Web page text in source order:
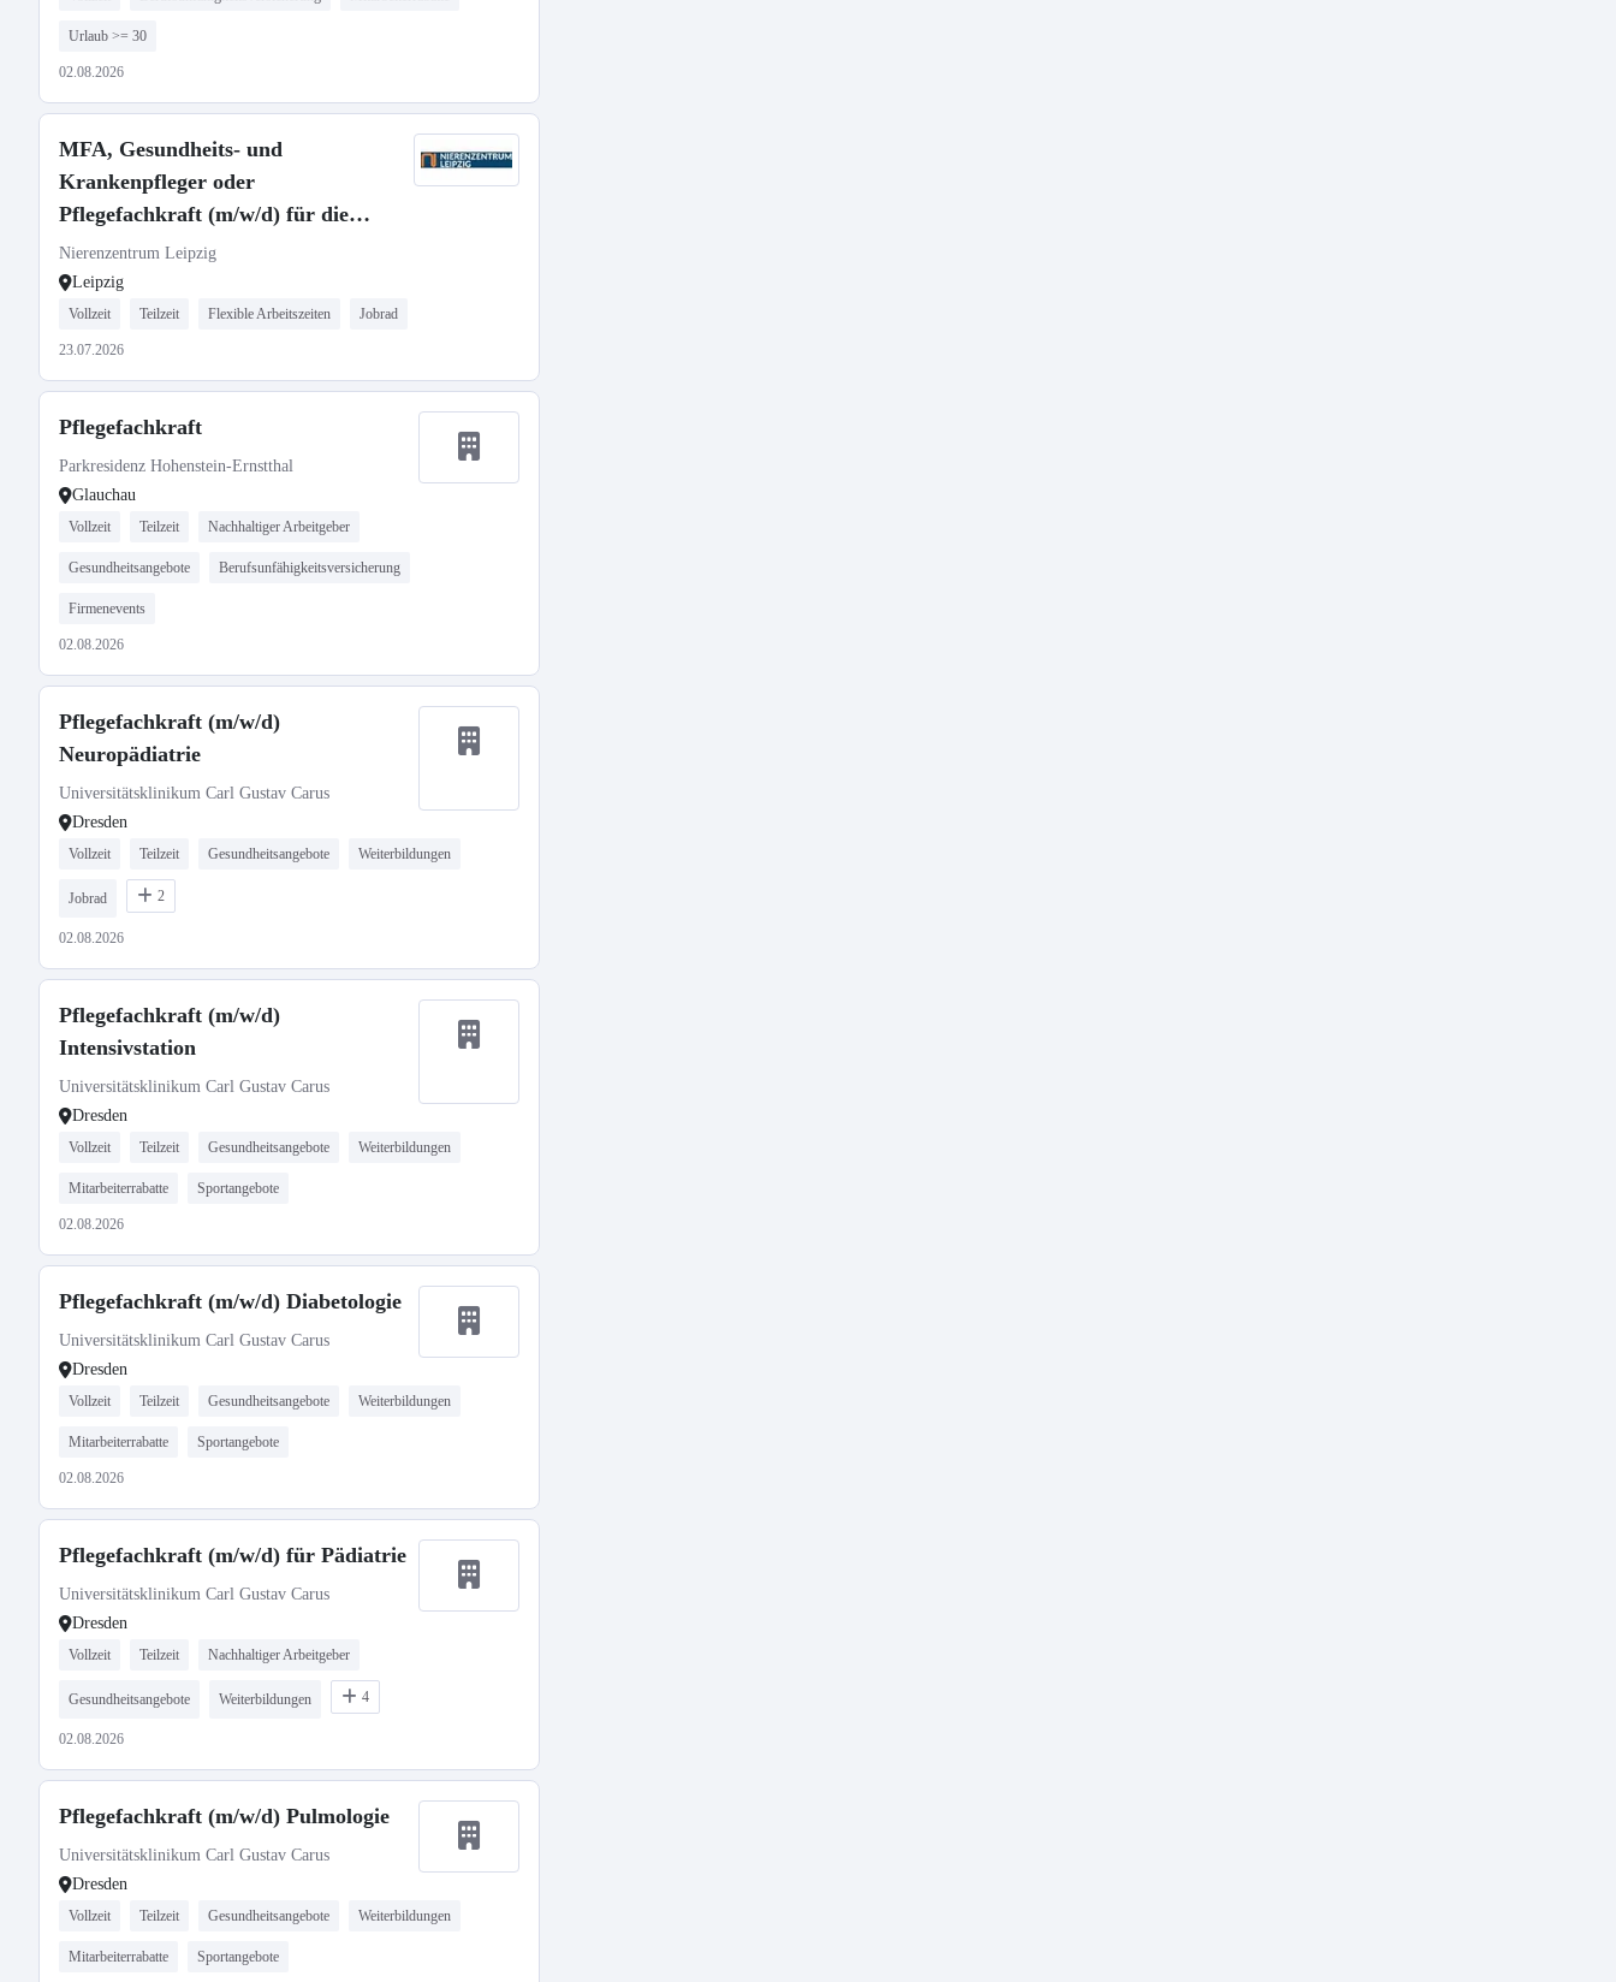
Urlaub >= 30
02.08.2026
MFA, Gesundheits- und
Krankenpfleger oder
Pflegefachkraft (m/w/d) für die
Dialyse
Nierenzentrum Leipzig
Leipzig
Vollzeit Teilzeit Flexible Arbeitszeiten Jobrad
23.07.2026
Pflegefachkraft
Parkresidenz Hohenstein-Ernstthal
Glauchau
Vollzeit Teilzeit Nachhaltiger Arbeitgeber
Gesundheitsangebote Berufsunfähigkeitsversicherung
Firmenevents
02.08.2026
Pflegefachkraft (m/w/d)
Neuropädiatrie
Universitätsklinikum Carl Gustav Carus
Dresden
Vollzeit Teilzeit Gesundheitsangebote Weiterbildungen
Jobrad 2
02.08.2026
Pflegefachkraft (m/w/d)
Intensivstation
Universitätsklinikum Carl Gustav Carus
Dresden
Vollzeit Teilzeit Gesundheitsangebote Weiterbildungen
Mitarbeiterrabatte Sportangebote
02.08.2026
Pflegefachkraft (m/w/d) Diabetologie
Universitätsklinikum Carl Gustav Carus
Dresden
Vollzeit Teilzeit Gesundheitsangebote Weiterbildungen
Mitarbeiterrabatte Sportangebote
02.08.2026
Pflegefachkraft (m/w/d) für Pädiatrie
Universitätsklinikum Carl Gustav Carus
Dresden
Vollzeit Teilzeit Nachhaltiger Arbeitgeber
Gesundheitsangebote Weiterbildungen 4
02.08.2026
Pflegefachkraft (m/w/d) Pulmologie
Universitätsklinikum Carl Gustav Carus
Dresden
Vollzeit Teilzeit Gesundheitsangebote Weiterbildungen
Mitarbeiterrabatte Sportangebote